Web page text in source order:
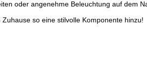
oder angenehme Beleuchtung auf dem
so eine stilvolle Komponente hinzu!